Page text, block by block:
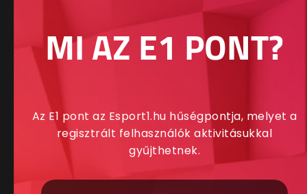
MI AZ E1 PONT?
Az E1 pont az Esport1.hu hűségpontja, melyet a
regisztrált felhasználók aktivitásukkal
gyűjthetnek.